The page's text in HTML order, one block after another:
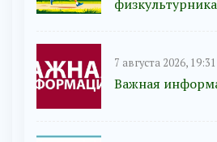
физкультурника
7 августа 2026, 19:31
Важная